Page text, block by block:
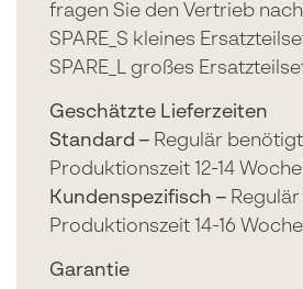
fragen Sie den Vertrieb
SPARE_S kleines
SPARE_L großes
Geschätzte Lieferzeiten
Standard – Regulär
Produktionszeit 12-14
Kundenspezifisch –
Produktionszeit 14-16
Garantie